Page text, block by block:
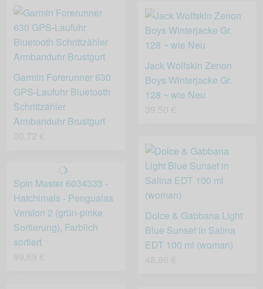
Garmin Forerunner 630
GPS-Laufuhr Bluetooth
Schrittzähler
Armbanduhr Brustgurt
Jack Wolfskin Zenon
Boys Winterjacke Gr.
128 ~ wie Neu
Dolce & Gabbana Light
Blue Sunset in Salina
EDT 100 ml (woman)
Spin Master 6034333 -
Hatchimals - Pengualas
Version 2 (grün-pinke
Sortierung), Farblich
sortiert